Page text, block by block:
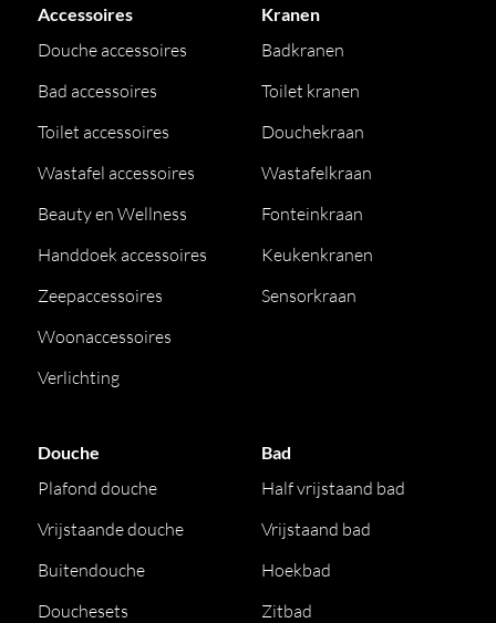
Accessoires
Douche accessoires
Bad accessoires
Toilet accessoires
Wastafel accessoires
Beauty en Wellness
Handdoek accessoires
Zeepaccessoires
Woonaccessoires
Verlichting
Kranen
Badkranen
Toilet kranen
Douchekraan
Wastafelkraan
Fonteinkraan
Keukenkranen
Sensorkraan
Douche
Plafond douche
Vrijstaande douche
Buitendouche
Douchesets
Bad
Half vrijstaand bad
Vrijstaand bad
Hoekbad
Zitbad